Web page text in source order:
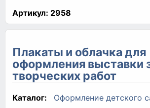
Артикул: 2958
Плакаты и облачка для
оформления выставки
творческих работ
Каталог:
Оформление детского